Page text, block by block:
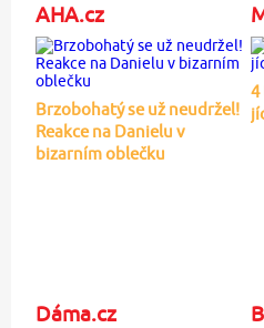
AHA.cz
Brzobohatý se už neudržel!
Reakce na Danielu v
bizarním oblečku
4
Dáma.cz